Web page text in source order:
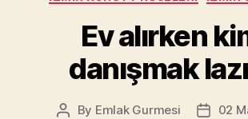
Ev alırken
danışmak
Post
By Emlak Gurmesi
Post02